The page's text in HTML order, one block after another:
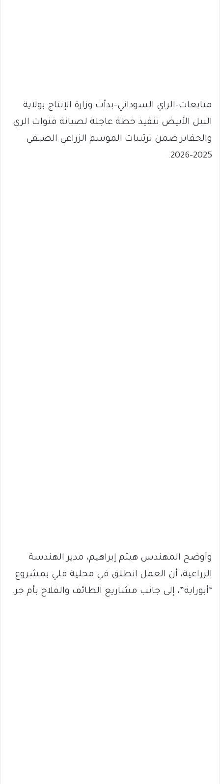
متابعات-الراي السوداني-بدأت وزارة الإنتاج بولاية
النيل الأبيض تنفيذ خطة عاجلة لصيانة قنوات الري
والحفاير ضمن ترتيبات الموسم الزراعي الصيفي
2025-2026.
وأوضح المهندس هيثم إبراهيم، مدير الهندسة
الزراعية، أن العمل انطلق في محلية قلي بمشروع
“أبوراية”، إلى جانب مشاريع الطائف والفلاح بأم جر.